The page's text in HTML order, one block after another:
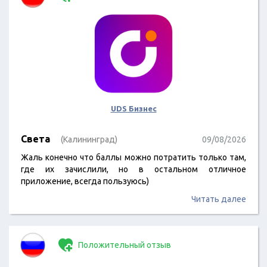
UDS Бизнес
Света (Калининград)
09/08/2026
Жаль конечно что баллы можно потратить только там,
где их зачислили, но в остальном отличное
приложение, всегда пользуюсь)
Читать далее
Положительный отзыв